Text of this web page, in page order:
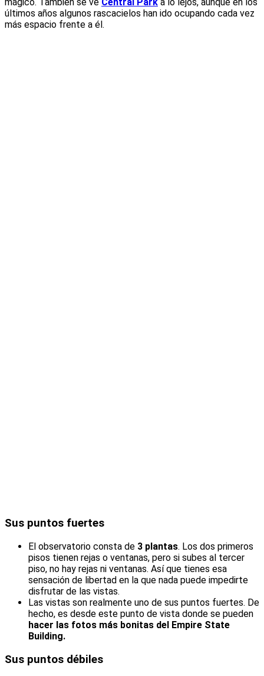
últimos años algunos rascacielos han ido ocupando cada vez
más espacio frente a él.
Sus puntos fuertes
El observatorio consta de 3 plantas. Los dos primeros
pisos tienen rejas o ventanas, pero si subes al tercer
piso, no hay rejas ni ventanas. Así que tienes esa
sensación de libertad en la que nada puede impedirte
disfrutar de las vistas.
Las vistas son realmente uno de sus puntos fuertes. De
hecho, es desde este punto de vista donde se pueden
hacer las fotos más bonitas del Empire State
Building.
Sus puntos débiles